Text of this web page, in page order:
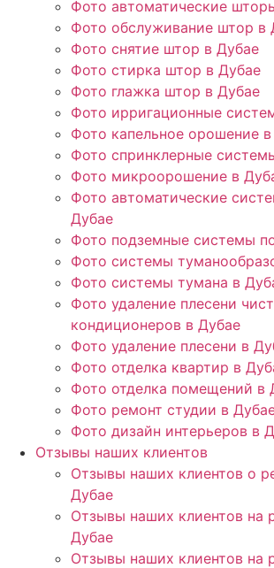
Фото автоматические
Фото обслуживание штор в
Фото снятие штор в Дубае
Фото стирка штор в Дубае
Фото глажка штор в Дубае
Фото ирригационные
Фото капельное орошение
Фото спринклерные
Фото микроорошение в
Фото автоматические
Дубае
Фото подземные системы
Фото системы
Фото системы тумана в
Фото удаление плесени
кондиционеров в Дубае
Фото удаление плесени в
Фото отделка квартир в
Фото отделка помещений в
Фото ремонт студии в
Фото дизайн интерьеров в
Отзывы наших клиентов
Отзывы наших клиентов о
Дубае
Отзывы наших клиентов на
Дубае
Отзывы наших клиентов на